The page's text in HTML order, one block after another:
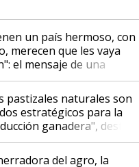
un país hermoso, con
merecen que les vaya
el mensaje de una
uruguaya sobre las
que se abren
el agro en Argentina, con
en la carne
pastizales naturales son
estratégicos para la
ganadera", destaca
que ya reúne a 46
en Argentina
del agro, la